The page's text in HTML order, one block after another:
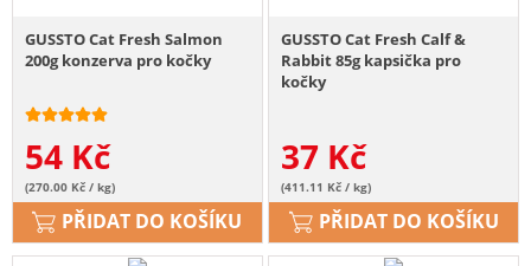
GUSSTO Cat Fresh Salmon
200g konzerva pro kočky
54 Kč
(270.00 Kč / kg)
PŘIDAT DO KOŠÍKU
GUSSTO Cat Fresh Calf &
Rabbit 85g kapsička pro
kočky
37 Kč
(411.11 Kč / kg)
PŘIDAT DO KOŠÍKU